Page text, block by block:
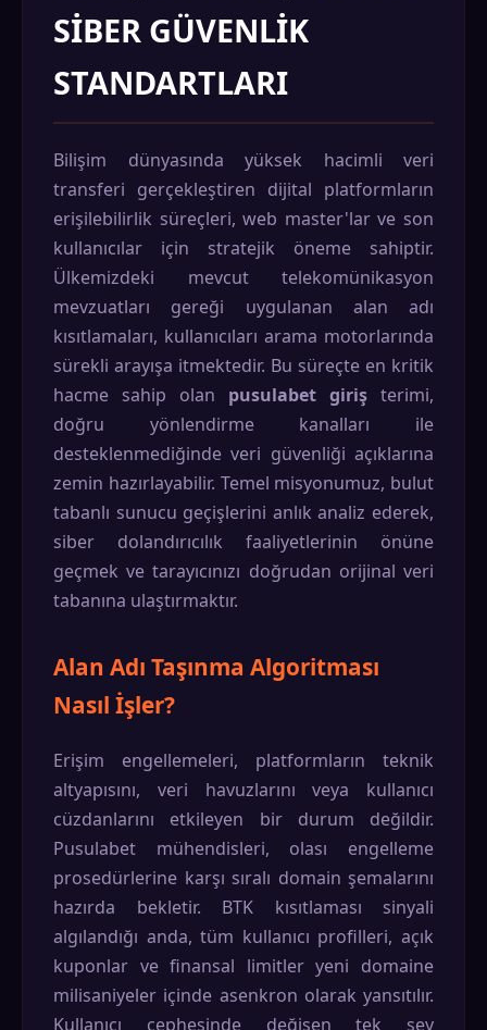
SIBER GÜVENLIK
STANDARTLARI
Bilişim dünyasında yüksek hacimli veri
transferi gerçekleştiren dijital platformların
erişilebilirlik süreçleri, web master'lar ve son
kullanıcılar için stratejik öneme sahiptir.
Ülkemizdeki mevcut telekomünikasyon
mevzuatları gereği uygulanan alan adı
kısıtlamaları, kullanıcıları arama motorlarında
sürekli arayışa itmektedir. Bu süreçte en kritik
hacme sahip olan pusulabet giriş terimi,
doğru yönlendirme kanalları ile
desteklenmediğinde veri güvenliği açıklarına
zemin hazırlayabilir. Temel misyonumuz, bulut
tabanlı sunucu geçişlerini anlık analiz ederek,
siber dolandırıcılık faaliyetlerinin önüne
geçmek ve tarayıcınızı doğrudan orijinal veri
tabanına ulaştırmaktır.
Alan Adı Taşınma Algoritması
Nasıl İşler?
Erişim engellemeleri, platformların teknik
altyapısını, veri havuzlarını veya kullanıcı
cüzdanlarını etkileyen bir durum değildir.
Pusulabet mühendisleri, olası engelleme
prosedürlerine karşı sıralı domain şemalarını
hazırda bekletir. BTK kısıtlaması sinyali
algılandığı anda, tüm kullanıcı profilleri, açık
kuponlar ve finansal limitler yeni domaine
milisaniyeler içinde asenkron olarak yansıtılır.
Kullanıcı cephesinde değişen tek şey